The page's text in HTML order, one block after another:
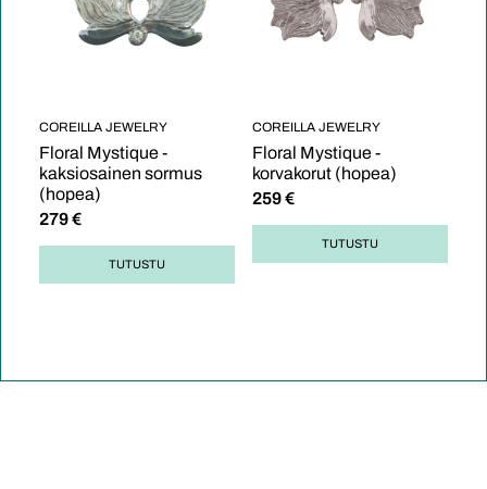
COREILLA JEWELRY
Floral Mystique -
kaksiosainen sormus
(hopea)
279€
TUTUSTU
COREILLA JEWELRY
Floral Mystique -
korvakorut (hopea)
259€
TUTUSTU